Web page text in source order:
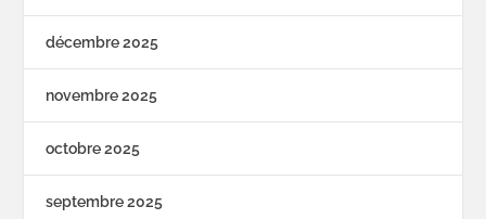
décembre 2025
novembre 2025
octobre 2025
septembre 2025